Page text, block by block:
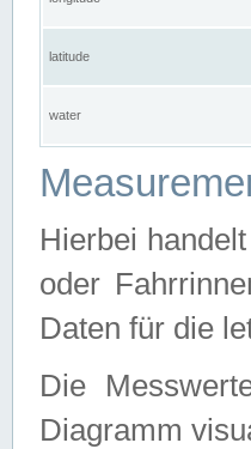
latitude
water
Hierbei
oder
Daten für die
Die
Diagramm